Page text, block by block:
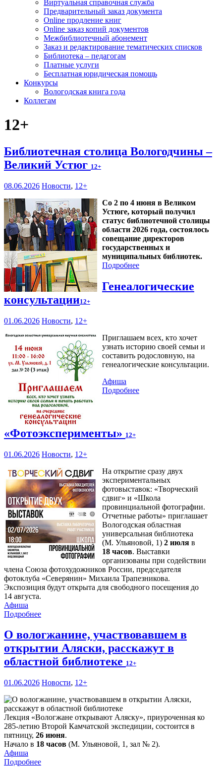
Виртуальная справочная служба
Предварительный заказ документа
Online продление книг
Online заказ копий документов
Межбиблиотечный абонемент
Заказ и редактирование тематических списков
Библиотека – педагогам
Платные услуги
Бесплатная юридическая помощь
Конкурсы
Вологодская книга года
Коллегам
12+
Библиотечная столица Вологодчины –
Великий Устюг 12+
08.06.2026 Новости, 12+
Со 2 по 4 июня в Великом
Устюге, который получил
статус библиотечной столицы
области 2026 года, состоялось
совещание директоров
государственных и
муниципальных библиотек.
Подробнее
Генеалогические
консультации12+
01.06.2026 Новости, 12+
Приглашаем всех, кто хочет
узнать историю своей семьи и
составить родословную, на
генеалогические консультации.
Афиша
Подробнее
«Фотоэксперименты» 12+
01.06.2026 Новости, 12+
На открытие сразу двух
экспериментальных
фотовыставок: «Творческий
сдвиг» и «Школа
провинциальной фотографии.
Отчетные работы» приглашает
Вологодская областная
универсальная библиотека
(М. Ульяновой, 1) 2 июля в
18 часов. Выставки
организованы при содействии
члена Союза фотохудожников России, председателя
фотоклуба «Северянин» Михаила Трапезникова.
Экспозиция будут открыта для свободного посещения до
14 августа.
Афиша
Подробнее
О вологжанине, участвовавшем в
открытии Аляски, расскажут в
областной библиотеке 12+
01.06.2026 Новости, 12+
Лекция «Вологжане открывают Аляску», приуроченная ко
285-летию Второй Камчатской экспедиции, состоится в
пятницу, 26 июня.
Начало в 18 часов (М. Ульяновой, 1, зал № 2).
Афиша
Подробнее